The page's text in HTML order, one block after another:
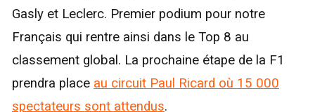
Gasly et Leclerc. Premier podium pour notre
Français qui rentre ainsi dans le Top 8 au
classement global. La prochaine étape de la F1
prendra place au circuit Paul Ricard où 15 000
spectateurs sont attendus.